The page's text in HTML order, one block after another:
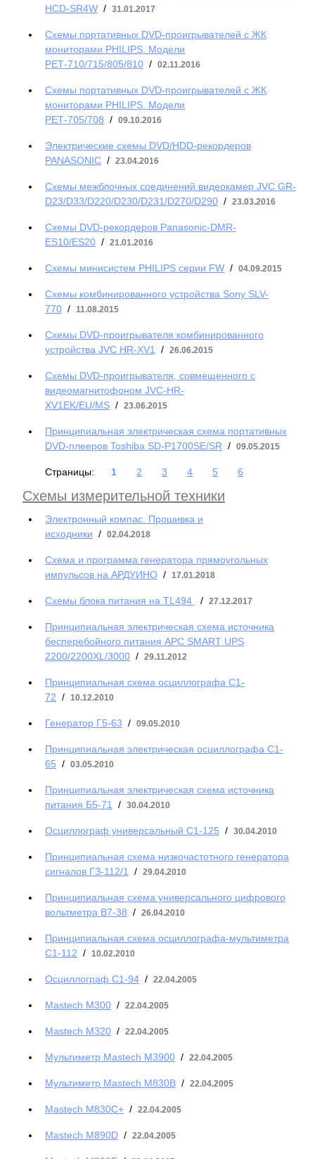
HCD-SR4W / 31.01.2017
Схемы портативных DVD-проигрывателей с ЖК
мониторами PHILIPS. Модели
РЕТ-710/715/805/810 / 02.11.2016
Схемы портативных DVD-проигрывателей с ЖК
мониторами PHILIPS. Модели
РЕТ-705/708 / 09.10.2016
Электрические схемы DVD/HDD-рекордеров
PANASONIC / 23.04.2016
Схемы межблочных соединений видеокамер JVC GR-
D23/D33/D220/D230/D231/D270/D290 / 23.03.2016
Схемы DVD-рекордеров Panasonic-DMR-
ES10/ES20 / 21.01.2016
Схемы минисистем PHILIPS серии FW / 04.09.2015
Схемы комбинированного устройства Sony SLV-
770 / 11.08.2015
Схемы DVD-проигрывателя комбинированного
устройства JVC HR-XV1
/ 26.06.2015
Схемы DVD-проигрывателя, совмещенного с
видеомагнитофоном JVC-HR-
XV1EK/EU/MS / 23.06.2015
Принципиальная электрическая схема портативных
DVD-плееров Toshiba SD-P1700SE/SR / 09.05.2015
Страницы: 1 2 3 4 5 6
Схемы измерительной техники
Электронный компас. Прошивка и
исходники / 02.04.2018
Схема и программа генератора прямоугольных
импульсов на АРДУИНО / 17.01.2018
Схемы блока питания на TL494 / 27.12.2017
Принципиальная электрическая схема источника
бесперебойного питания АРС SMART UPS
2200/2200XL/3000 / 29.11.2012
Принципиальная схема осциллографа C1-
72 / 10.12.2010
Генератор Г5-63 / 09.05.2010
Принципиальная электрическая осциллографа С1-
65 / 03.05.2010
Принципиальная электрическая схема источника
питания Б5-71
/ 30.04.2010
Осциллограф универсальный С1-125 / 30.04.2010
Принципиальная схема низкочастотного генератора
сигналов ГЗ-112/1
/ 29.04.2010
Принципиальная схема универсального цифрового
вольтметра В7-38 / 26.04.2010
Принципиальная схема осциллографа-мультиметра
С1-112 / 10.02.2010
Осциллограф С1-94 / 22.04.2005
Mastech M300 / 22.04.2005
Mastech M320 / 22.04.2005
Мультиметр Mastech M3900 / 22.04.2005
Мультиметр Mastech M830B / 22.04.2005
Mastech M830C+ / 22.04.2005
Mastech M890D / 22.04.2005